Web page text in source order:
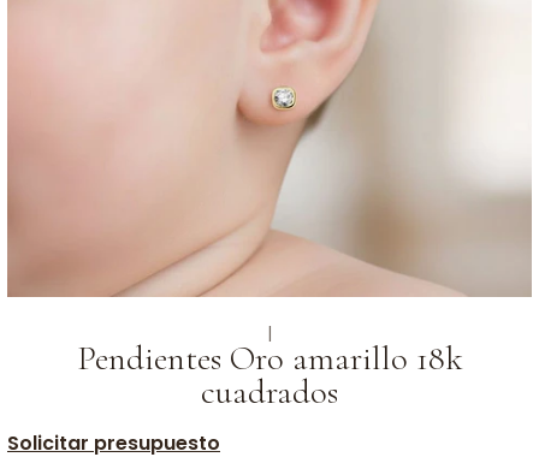
|
Pendientes Oro amarillo 18k
cuadrados
Solicitar presupuesto